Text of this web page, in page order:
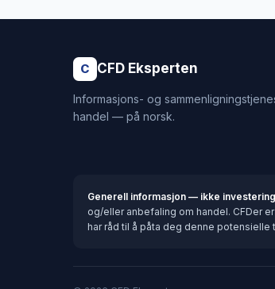
C CFD Eksperten
Informasjons- og
handel — på norsk.
Generell informasjon — ikke
og/eller anbefaling om handel. CFDer
har råd til å påta deg denne